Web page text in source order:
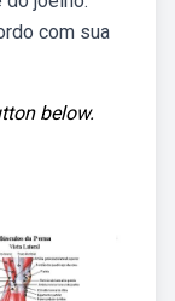
com sua
below.